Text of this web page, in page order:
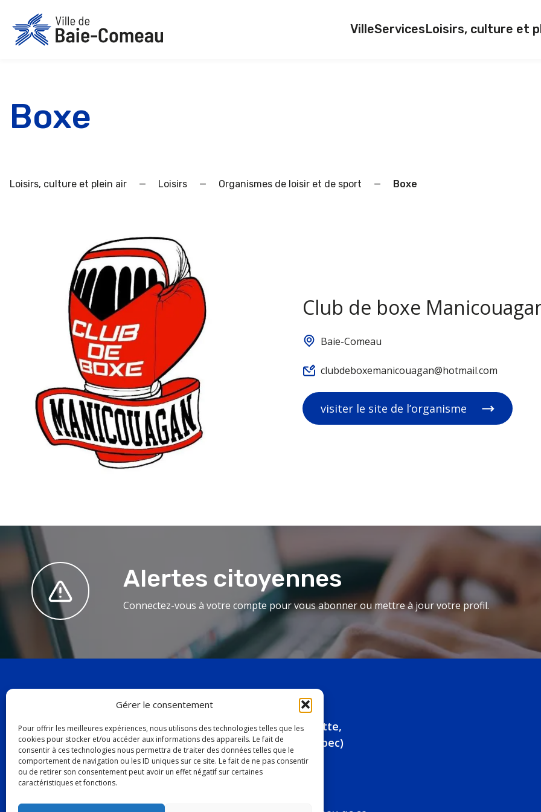
Gérer le consentement
Pour offrir les meilleures expériences, nous utilisons des technologies telles que les
cookies pour stocker et/ou accéder aux informations des appareils. Le fait de
consentir à ces technologies nous permettra de traiter des données telles que le
comportement de navigation ou les ID uniques sur ce site. Le fait de ne pas consentir
ou de retirer son consentement peut avoir un effet négatif sur certaines
caractéristiques et fonctions.
contenu
VilleServicesLoisirs, culture et
Boxe
Loisirs, culture et plein air — Loisirs — Organismes de loisir et de sport — Boxe
Club de boxe
Baie-Comeau
clubdeboxemanicouagan@hotmail.com
visiter le site de l’organisme
Alertes citoyennes
Connectez-vous à votre compte pour vous abonner ou mettre à jour votre profil.
19, avenue Marquette,
Baie-Comeau (Québec)
G4Z 1K5